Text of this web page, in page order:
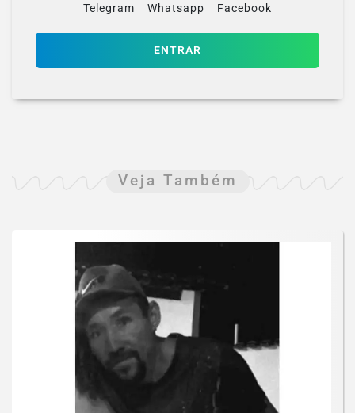
Telegram Whatsapp Facebook
ENTRAR
Veja Também